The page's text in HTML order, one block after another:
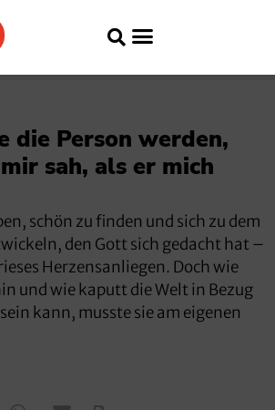
die Person werden,
sah, als er mich
schön zu finden und sich zu dem
den Gott sich gedacht hat –
Herzensanliegen. Doch wie
und wie kaputt die Welt in Bezug
kann, musste sie am eigenen